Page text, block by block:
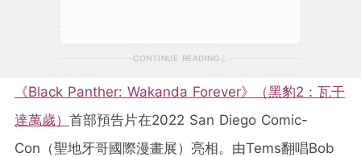
CONTINUE READING
《Black Panther: Wakanda Forever》（黑豹2：瓦干
達萬歲） 首部預告片在2022 San Diego Comic-
Con（聖地牙哥國際漫畫展）亮相。由Tems翻唱Bob